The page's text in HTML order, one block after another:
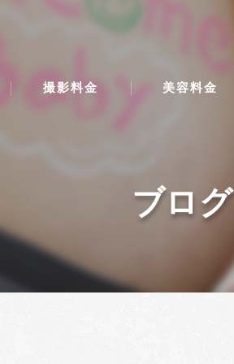
撮影料金 美容料金
ブログ